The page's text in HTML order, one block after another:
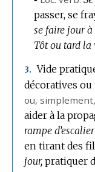
passer, se
se faire jour
Tôt ou tard la
3. Vide
décoratives
ou, simplement,
aider à la
rampe
en tirant des
jour, pratiquer